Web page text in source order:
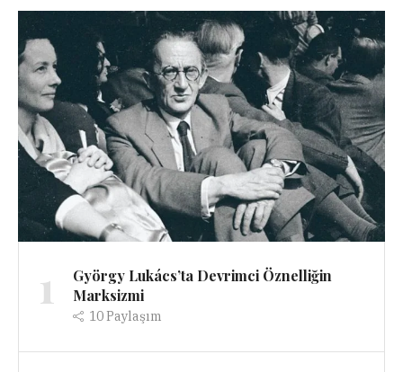
1
György Lukács’ta Devrimci Öznelliğin
Marksizmi
10Paylaşım